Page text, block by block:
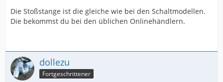
Die Stoßstange ist die gleiche wie bei den Schaltmodellen.
Die bekommst du bei den üblichen Onlinehändlern.
dollezu
Fortgeschrittener